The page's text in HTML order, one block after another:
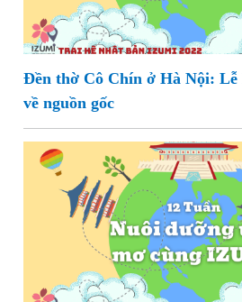
Đền thờ Cô Chín ở Hà Nội:
về nguồn gốc